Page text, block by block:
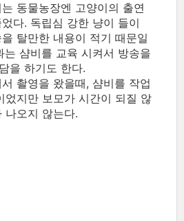
동물농장엔 고양이의 출연
다. 독립심 강한 냥이 들이
탈만한 내용이 적기 때문일
는 샴비를 교육 시켜서 방송을
을 하기도 한다.
촬영을 왔을때, 샴비를 작업
었지만 보모가 시간이 되질 않
나오지 않는다.